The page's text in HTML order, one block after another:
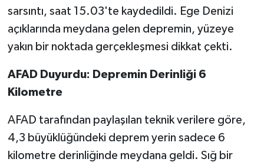
sarsıntı, saat 15.03'te kaydedildi. Ege Denizi
açıklarında meydana gelen depremin, yüzeye
yakın bir noktada gerçekleşmesi dikkat çekti.
AFAD Duyurdu: Depremin Derinliği 6
Kilometre
AFAD tarafından paylaşılan teknik verilere göre,
4,3 büyüklüğündeki deprem yerin sadece 6
kilometre derinliğinde meydana geldi. Sığ bir